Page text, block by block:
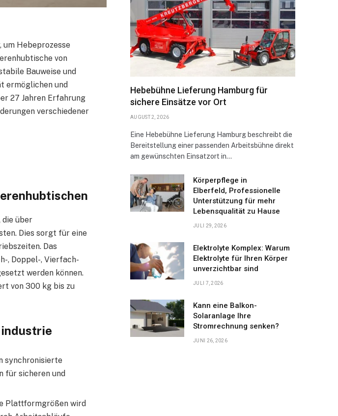
Hebeprozesse
von
Bauweise und
ermöglichen und
27 Jahren Erfahrung
verschiedener
über
Dies sorgt für eine
Das
, Doppel-, Vierfach-
werden können.
von 300 kg bis zu
synchronisierte
für sicheren und
Plattformgrößen wird
Hebebühne Lieferung Hamburg für
sichere Einsätze vor Ort
AUGUST 2, 2026
Eine Hebebühne Lieferung Hamburg beschreibt die
Bereitstellung einer passenden Arbeitsbühne direkt
am gewünschten Einsatzort in…
Körperpflege in
Elberfeld, Professionelle
Unterstützung für mehr
Lebensqualität zu Hause
JULI 29, 2026
Elektrolyte Komplex: Warum
Elektrolyte für Ihren Körper
unverzichtbar sind
JULI 7, 2026
Kann eine Balkon-
Solaranlage Ihre
Stromrechnung senken?
JUNI 26, 2026